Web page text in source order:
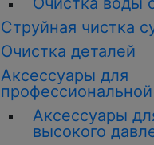
Струйная чистка
Очистка деталей
Аксессуары для
Аксессуары
высокого